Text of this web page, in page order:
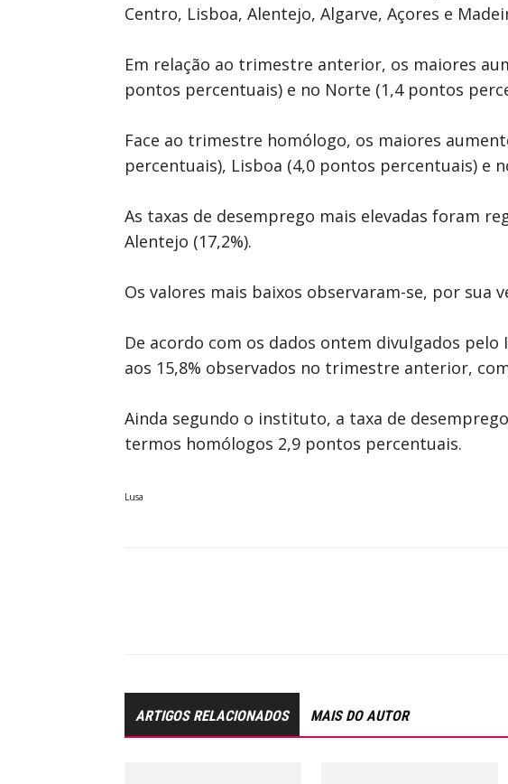
Centro, Lisboa, Alentejo, Algarve, Açores e
Em relação ao trimestre anterior, os maiores
pontos percentuais) e no Norte (1,4 pontos
Face ao trimestre homólogo, os maiores
percentuais), Lisboa (4,0 pontos percentuais) e
As taxas de desemprego mais elevadas foram
Alentejo (17,2%).
Os valores mais baixos observaram-se, por sua
De acordo com os dados ontem divulgados
aos 15,8% observados no trimestre anterior,
Ainda segundo o instituto, a taxa de
termos homólogos 2,9 pontos percentuais.
Lusa
ARTIGOS RELACIONADOS MAIS DO AUTOR